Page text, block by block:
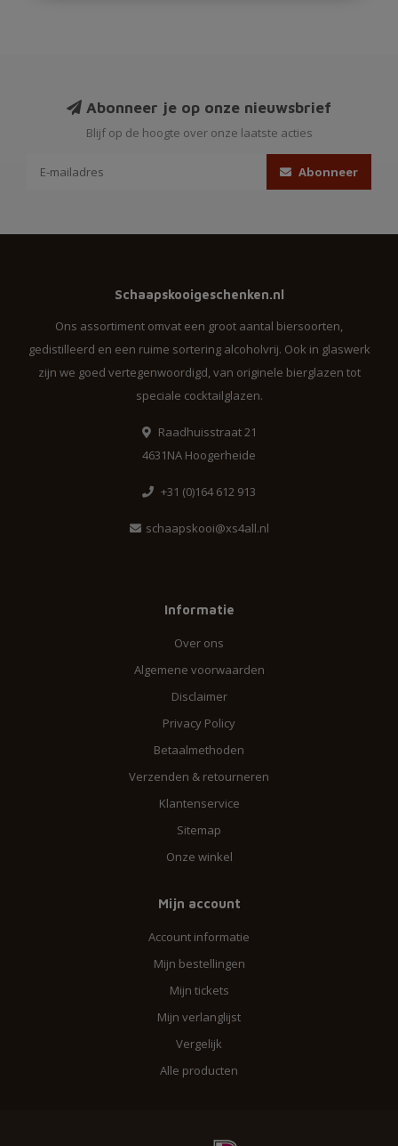
Abonneer je op onze nieuwsbrief
Blijf op de hoogte over onze laatste acties
Abonneer
Schaapskooigeschenken.nl
Ons assortiment omvat een groot aantal biersoorten,
gedistilleerd en een ruime sortering alcoholvrij. Ook in glaswerk
zijn we goed vertegenwoordigd, van originele bierglazen tot
speciale cocktailglazen.
Raadhuisstraat 21
4631NA Hoogerheide
+31 (0)164 612 913
schaapskooi@xs4all.nl
Informatie
Over ons
Algemene voorwaarden
Disclaimer
Privacy Policy
Betaalmethoden
Verzenden & retourneren
Klantenservice
Sitemap
Onze winkel
Mijn account
Account informatie
Mijn bestellingen
Mijn tickets
Mijn verlanglijst
Vergelijk
Alle producten